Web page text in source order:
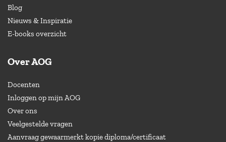
Blog
Nieuws & Inspiratie
E-books overzicht
Over AOG
Docenten
Inloggen op mijn AOG
Over ons
Veelgestelde vragen
Aanvraag gewaarmerkt kopie diploma/certificaat